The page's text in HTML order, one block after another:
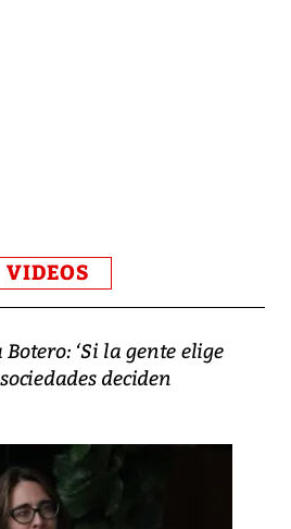
VIDEOS
‘Si la gente elige
deciden